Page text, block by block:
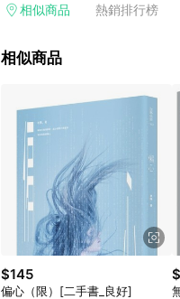
Yahoo超贈點回饋者 - 購物中心
相似商品 熱銷排行榜
相似商品
$145
偏心（限）[二手書_良好]